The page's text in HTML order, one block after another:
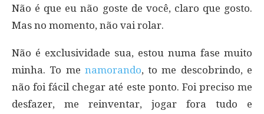
Não é que eu não goste de você, claro que gosto.
Mas no momento, não vai rolar.
Não é exclusividade sua, estou numa fase muito
minha. To me namorando, to me descobrindo, e
não foi fácil chegar até este ponto. Foi preciso me
desfazer, me reinventar, jogar fora tudo e